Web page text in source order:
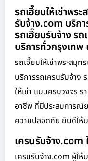
รถเฮี๊ยบให้เช่าพร
รับจ้าง.com บริกา
รถเฮี๊ยบรับจ้าง รถ
บริการทั่วกรุงเทพ
รถเฮี๊ยบให้เช่าพระสมุท
บริการรถเครนรับจ้าง
ให้เช่า แบบครบวงจร
อาชีพ ที่มีประสบการณ์
ความปลอดภัย ยินดีให้
เครนรับจ้าง.com
เครนรับจ้าง.com ผู้ให้